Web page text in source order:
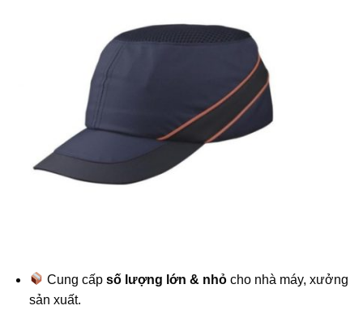
Cung cấpsố lượng lớn & nhỏ cho nhà máy, xưởng
sản xuất.